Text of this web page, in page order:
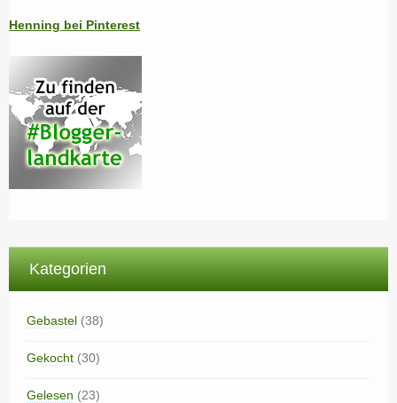
Henning bei Pinterest
Kategorien
Gebastel (38)
Gekocht (30)
Gelesen (23)